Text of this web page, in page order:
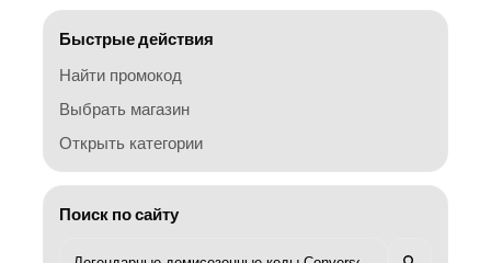
Быстрые действия
Найти промокод
Выбрать магазин
Открыть категории
Поиск по сайту